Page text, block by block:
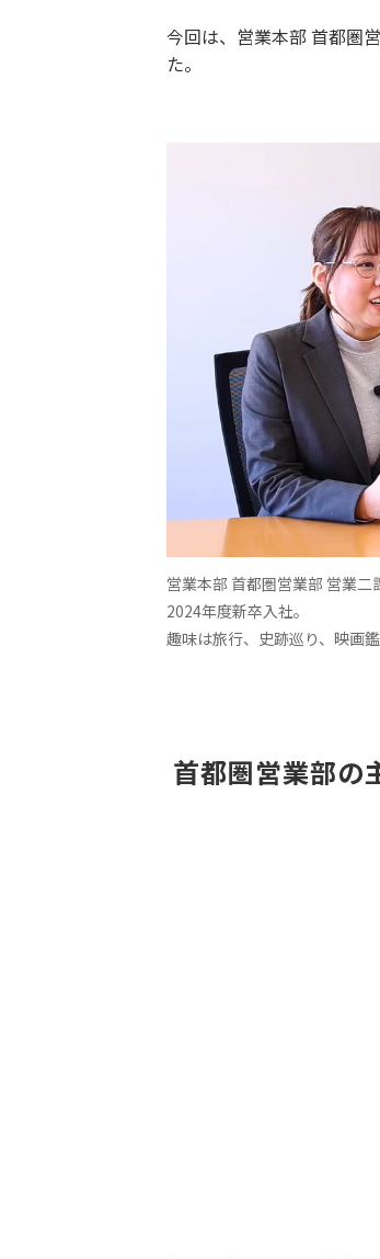
今回は、営業本部 首都圏
た。
営業本部 首都圏営業部 営業二
2024年度新卒入社。
趣味は旅行、史跡巡り、映画
首都圏営業部の